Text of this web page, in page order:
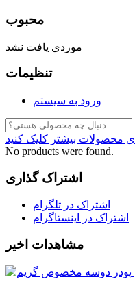
محبوب
موردی یافت نشد
تنظیمات
ورود به سیستم
No products were found.
اشتراک گذاری
اشتراک در تلگرام
اشتراک در اینستاگرام
مشاهدات اخیر